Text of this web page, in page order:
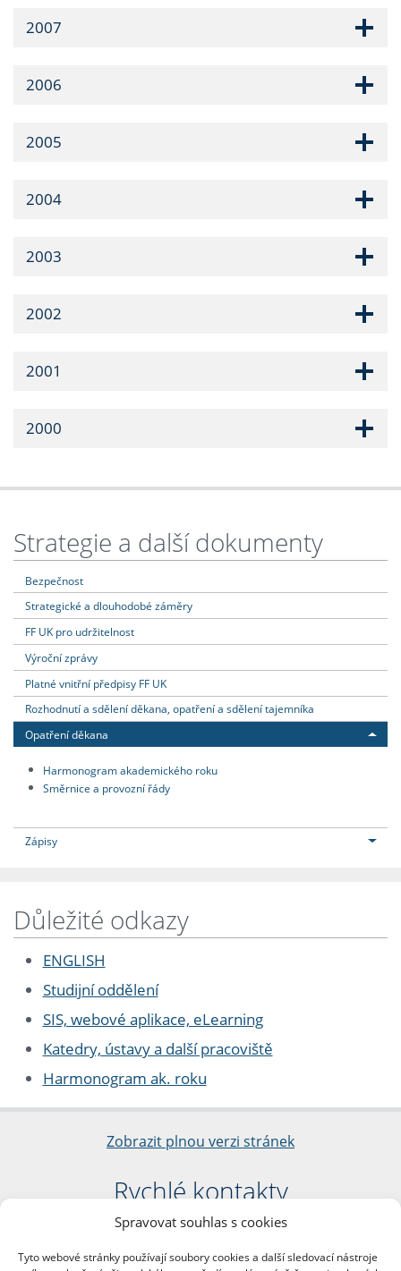
Spravovat souhlas s cookies
Tyto webové stránky používají soubory cookies a další sledovací nástroje
2007
2006
2005
2004
2003
2002
2001
2000
Strategie a další dokumenty
Bezpečnost
Strategické a dlouhodobé záměry
FF UK pro udržitelnost
Výroční zprávy
Platné vnitřní předpisy FF UK
Rozhodnutí a sdělení děkana, opatření a sdělení tajemníka
Opatření děkana
Harmonogram akademického roku
Směrnice a provozní řády
Zápisy
Důležité odkazy
ENGLISH
Studijní oddělení
SIS, webové aplikace, eLearning
Katedry, ústavy a další pracoviště
Harmonogram ak. roku
Zobrazit plnou verzi stránek
Rychlé kontakty
Filozofická fakulta
nám. Jana Palacha 1/2